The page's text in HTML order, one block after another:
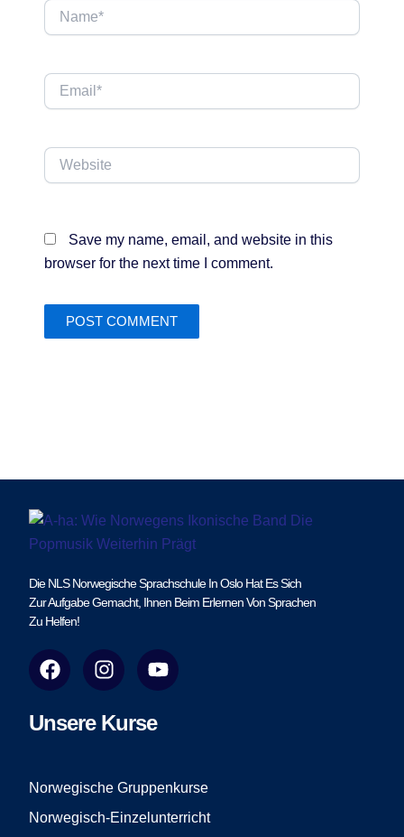
Name*
Email*
Website
Save my name, email, and website in this
browser for the next time I comment.
Die NLS Norwegische Sprachschule In Oslo Hat Es Sich
Zur Aufgabe Gemacht, Ihnen Beim Erlernen Von Sprachen
Zu Helfen!
F
a
e
o
I
n
t
r
m
Y
o
t
e
Unsere Kurse
Norwegische Gruppenkurse
Norwegisch-Einzelunterricht